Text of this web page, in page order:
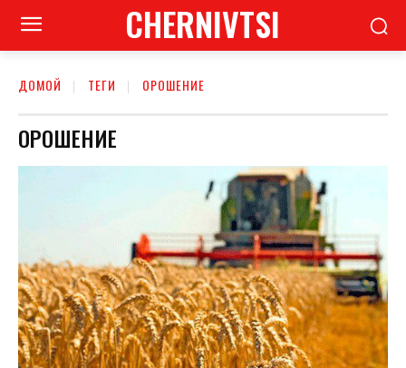
CHERNIVTSI
ДОМОЙ ТЕГИ ОРОШЕНИЕ
ОРОШЕНИЕ